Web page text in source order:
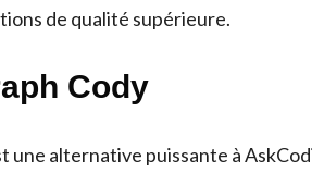
de qualité supérieure.
Cody
une alternative puissante à